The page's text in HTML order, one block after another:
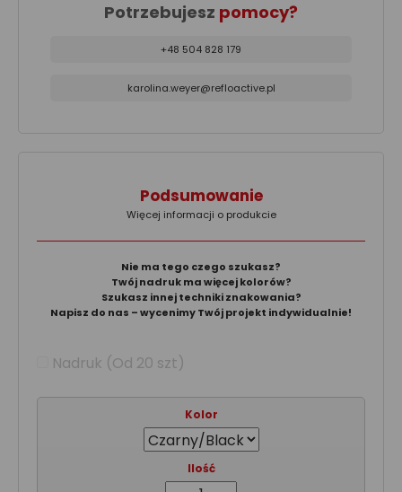
Potrzebujesz pomocy?
+48 504 828 179
karolina.weyer@refloactive.pl
Podsumowanie
Więcej informacji o produkcie
Nie ma tego czego szukasz?
Twój nadruk ma więcej kolorów?
Szukasz innej techniki znakowania?
Napisz do nas – wycenimy Twój projekt indywidualnie!
Nadruk (Od 20 szt)
Kolor
Ilość